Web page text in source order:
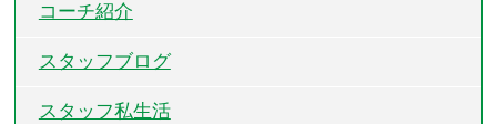
コーチ紹介
スタッフブログ
スタッフ私生活